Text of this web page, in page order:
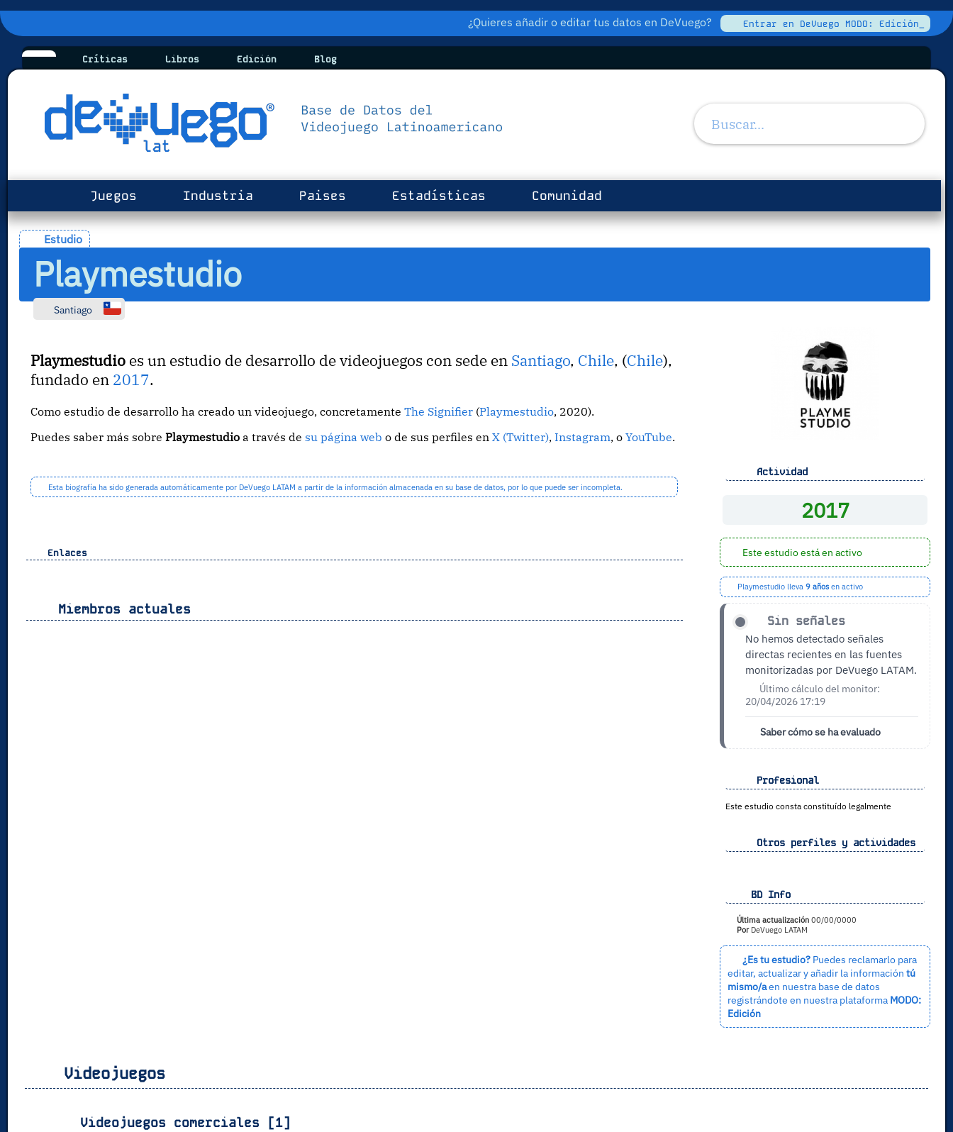
¿Quieres añadir o editar tus datos en DeVuego? Entrar en DeVuego MODO: Edición_
Críticas Libros Edición Blog
Juegos Industria Paises Estadísticas Comunidad
Estudio
Playmestudio
Santiago
Playmestudio es un estudio de desarrollo de videojuegos con sede en Santiago, Chile, (Chile),
fundado en 2017.
Como estudio de desarrollo ha creado un videojuego, concretamenteThe Signifier (Playmestudio, 2020).
Puedes saber más sobrePlaymestudio a través de su página web o de sus perfiles enX (Twitter),Instagram, oYouTube.
Esta biografía ha sido generada automáticamente por DeVuego LATAM a partir de la información almacenada en su base de datos, por lo que puede ser incompleta.
Enlaces
Miembros actuales
Actividad
2017
Este estudio está en activo
Playmestudio lleva 9 añosen activo
Sin señales
No hemos detectado señales
directas recientes en las fuentes
monitorizadas por DeVuego LATAM.
Último cálculo del monitor:
20/04/2026 17:19
Saber cómo se ha evaluado
Profesional
Este estudio consta constituído legalmente
Otros perfiles y actividades
BD Info
Última actualización00/00/0000
PorDeVuego LATAM
¿Es tu estudio?Puedes reclamarlo para
editar, actualizar y añadir la información tú
mismo/aen nuestra base de datos
registrándote en nuestra plataforma MODO:
Edición
Videojuegos
Videojuegos comerciales [1]